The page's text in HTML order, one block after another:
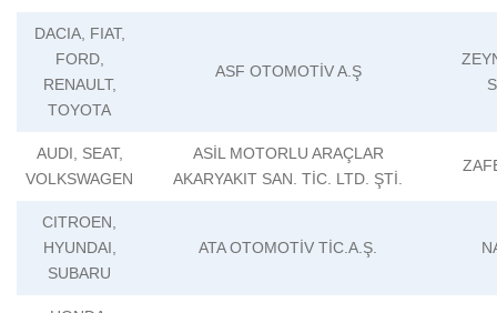
DACIA, FIAT,
FORD,
RENAULT,
TOYOTA
ASF OTOMOTİV A.Ş
AUDI, SEAT,
VOLKSWAGEN
ASİL MOTORLU ARAÇLAR
AKARYAKIT SAN. TİC. LTD. ŞTİ.
CITROEN,
HYUNDAI,
SUBARU
ATA OTOMOTİV TİC.A.Ş.